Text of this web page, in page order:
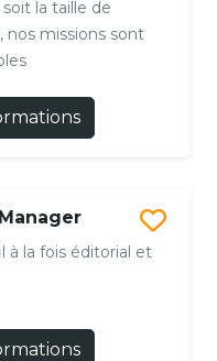
la taille de
nos missions sont
à la fois éditorial et